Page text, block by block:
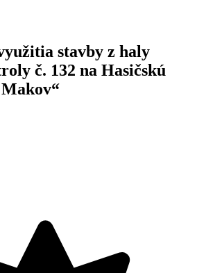
stavby z haly
č. 132 na Hasičskú